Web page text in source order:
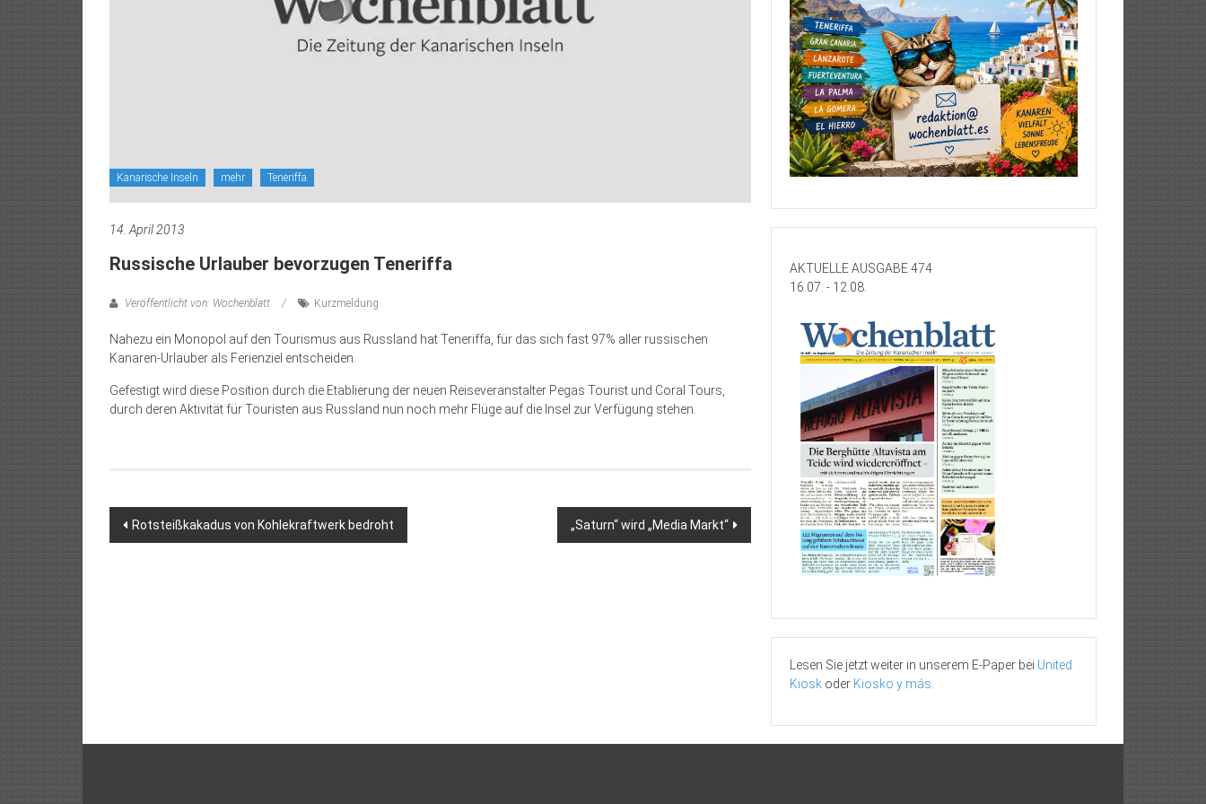
Kanarische Inseln mehr Teneriffa
14. April 2013
Russische Urlauber bevorzugen Teneriffa
Veröffentlicht von: Wochenblatt Kurzmeldung
Nahezu ein Monopol auf den Tourismus aus Russland hat Teneriffa, für das sich fast 97% aller russischen
Kanaren-Urlauber als Ferienziel entscheiden.
Gefestigt wird diese Position durch die Etablierung der neuen Reiseveranstalter Pegas Tourist und Coral Tours,
durch deren Aktivität für Touristen aus Russland nun noch mehr Flüge auf die Insel zur Verfügung stehen.
Beitragsnavigation
Rotsteißkakadus von Kohlekraftwerk bedroht „Saturn“ wird „Media Markt“
AKTUELLE AUSGABE 474
16.07. - 12.08.
Lesen Sie jetzt weiter in unserem E-Paper bei United
Kiosk oder Kiosko y más